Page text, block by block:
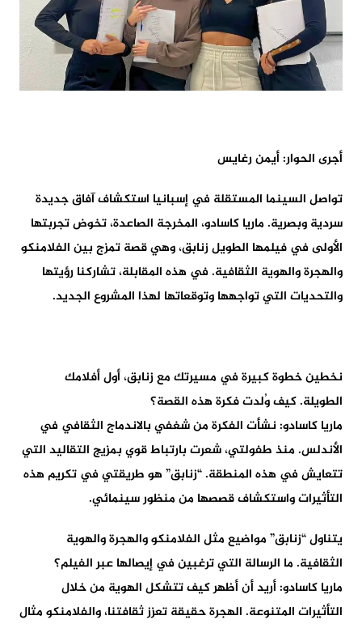
أجرى الحوار: أيمن رغايس
تواصل السينما المستقلة في إسبانيا استكشاف آفاق جديدة
سردية وبصرية. ماريا كاسادو، المخرجة الصاعدة، تخوض تجربتها
الأولى في فيلمها الطويل زنابق، وهي قصة تمزج بين الفلامنكو
والهجرة والهوية الثقافية. في هذه المقابلة، تشاركنا رؤيتها
والتحديات التي تواجهها وتوقعاتها لهذا المشروع الجديد.
نخطين خطوة كبيرة في مسيرتك مع زنابق، أول أفلامك
الطويلة. كيف وُلدت فكرة هذه القصة؟
ماريا كاسادو: نشأت الفكرة من شغفي بالاندماج الثقافي في
الأندلس. منذ طفولتي، شعرت بارتباط قوي بمزيج التقاليد التي
تتعايش في هذه المنطقة. “زنابق” هو طريقتي في تكريم هذه
التأثيرات واستكشاف قصصها من منظور سينمائي.
يتناول “زنابق” مواضيع مثل الفلامنكو والهجرة والهوية
الثقافية. ما الرسالة التي ترغبين في إيصالها عبر الفيلم؟
ماريا كاسادو: أريد أن أظهر كيف تتشكل الهوية من خلال
التأثيرات المتنوعة. الهجرة حقيقة تعزز ثقافتنا، والفلامنكو مثال